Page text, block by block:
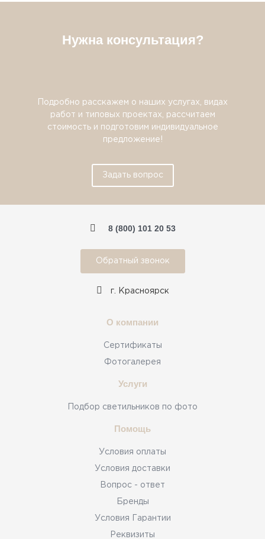
Нужна консультация?
Подробно расскажем о наших услугах, видах
работ и типовых проектах, рассчитаем
стоимость и подготовим индивидуальное
предложение!
Задать вопрос
8 (800) 101 20 53
Обратный звонок
г. Красноярск
О компании
Сертификаты
Фотогалерея
Услуги
Подбор светильников по фото
Помощь
Условия оплаты
Условия доставки
Вопрос - ответ
Бренды
Условия Гарантии
Реквизиты